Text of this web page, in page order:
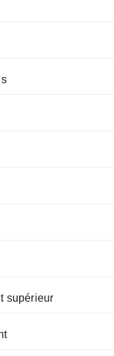
supérieur